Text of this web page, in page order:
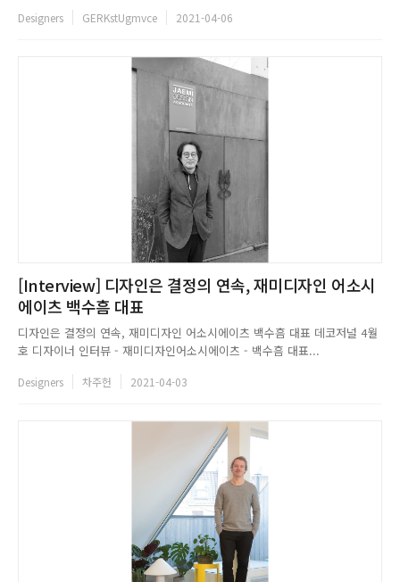
San Sebastin에서 출발한 STUA는 지중해풍의 감각을 지닌 스칸디나비아
Designers GERKstUgmvce 2021-04-06
[Interview] 디자인은 결정의 연속, 재미디자인 어소시
에이츠 백수흠 대표
디자인은 결정의 연속, 재미디자인 어소시에이츠 백수흠 대표 데코저널 4월
호 디자이너 인터뷰 - 재미디자인어소시에이츠 - 백수흠 대표...
Designers 차주헌 2021-04-03